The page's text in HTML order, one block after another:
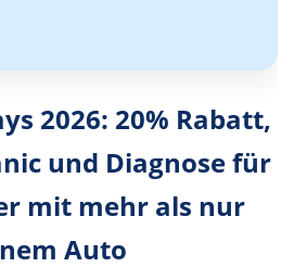
2026: 20% Rabatt,
und Diagnose für
mit mehr als nur
Auto